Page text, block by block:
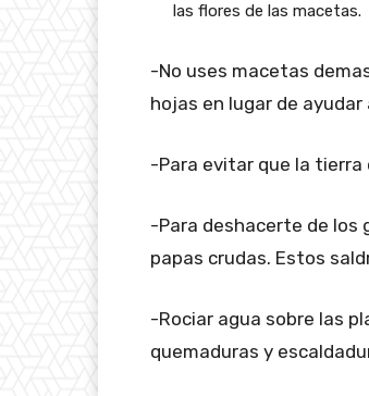
las flores de las macetas.
-No uses macetas
hojas en lugar de
-Para evitar que la tierra
-Para deshacerte de los
papas crudas. Estos
-Rociar agua sobre las
quemaduras y